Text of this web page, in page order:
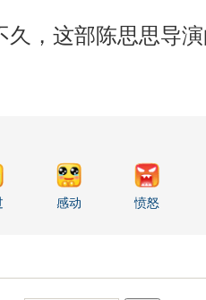
，这部陈思思导演
感动 愤怒